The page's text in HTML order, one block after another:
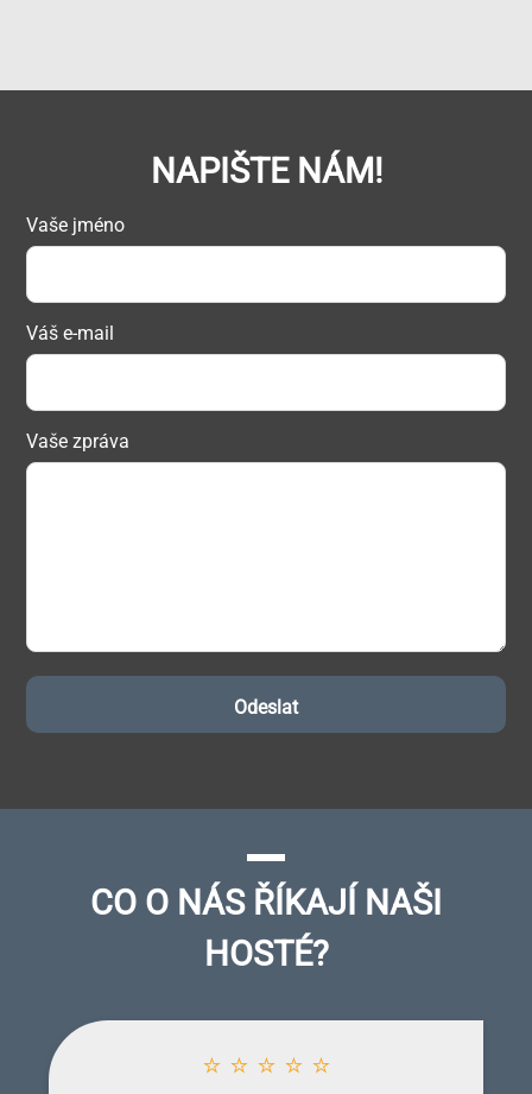
NAPIŠTE NÁM!
Vaše jméno
Váš e-mail
Vaše zpráva
CO O NÁS ŘÍKAJÍ NAŠI
HOSTÉ?
⭐ ⭐ ⭐ ⭐ ⭐